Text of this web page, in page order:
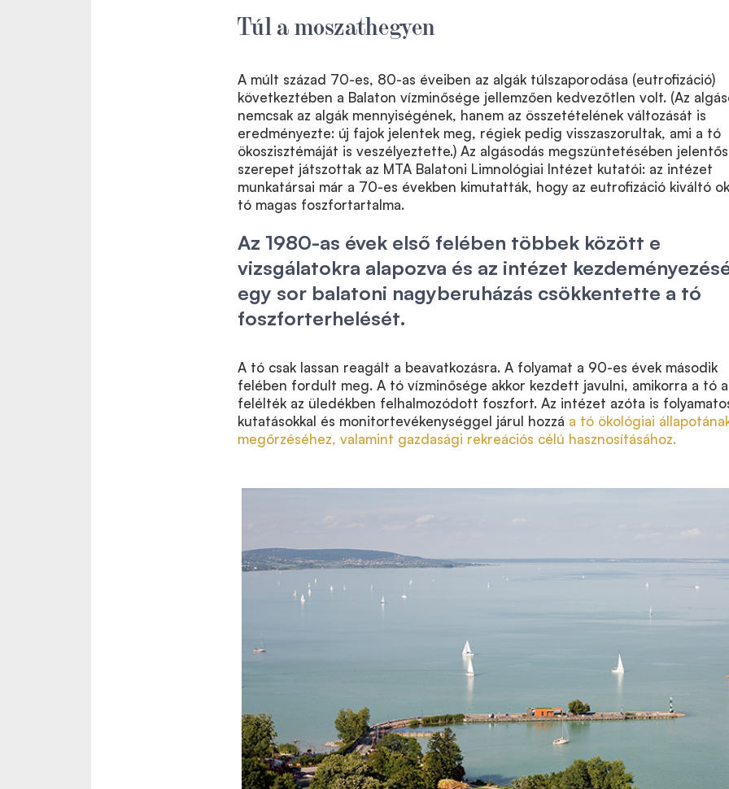
Túl a moszathegyen
A múlt század 70-es, 80-as éveiben az algák túlszaporodása (eutrofizáció)
következtében a Balaton vízminősége jellemzően kedvezőtlen volt. (Az
nemcsak az algák mennyiségének, hanem az összetételének változását is
eredményezte: új fajok jelentek meg, régiek pedig visszaszorultak, ami a tó
ökoszisztémáját is veszélyeztette.) Az algásodás megszüntetésében jelentős
szerepet játszottak az MTA Balatoni Limnológiai Intézet kutatói: az intézet
munkatársai már a 70-es években kimutatták, hogy az eutrofizáció kiváltó
tó magas foszfortartalma.
Az 1980-as évek első felében többek között e
vizsgálatokra alapozva és az intézet
egy sor balatoni nagyberuházás csökkentette a tó
foszforterhelését.
A tó csak lassan reagált a beavatkozásra. A folyamat a 90-es évek második
felében fordult meg. A tó vízminősége akkor kezdett javulni, amikorra a tó
felélték az üledékben felhalmozódott foszfort. Az intézet azóta is
kutatásokkal és monitortevékenységgel járul hozzá a tó ökológiai
megőrzéséhez, valamint gazdasági rekreációs célú hasznosításához.